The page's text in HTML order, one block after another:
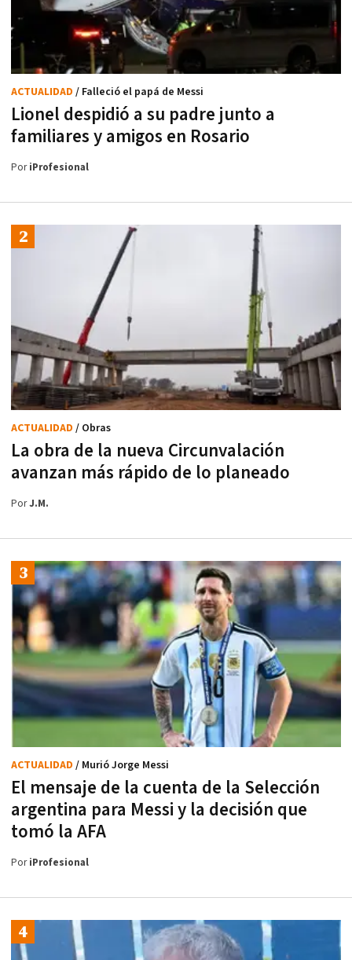
Lionel despidió a su padre junto a
familiares y amigos en Rosario
ACTUALIDAD / Falleció el papá de Messi
PoriProfesional
La obra de la nueva Circunvalación
avanzan más rápido de lo planeado
ACTUALIDAD / Obras
PorJ.M.
El mensaje de la cuenta de la Selección
argentina para Messi y la decisión que
tomó la AFA
ACTUALIDAD / Murió Jorge Messi
PoriProfesional